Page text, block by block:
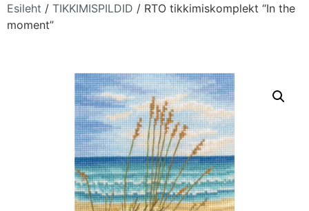
Esileht / TIKKIMISPILDID / RTO tikkimiskomplekt “In the
moment”